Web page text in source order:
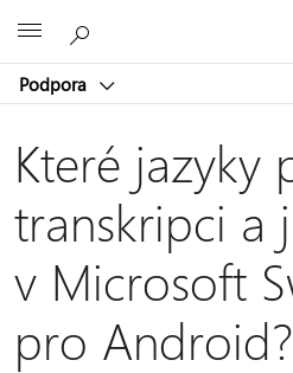
Podpora
Které jazyky
transkripci a
v Microsoft
pro Android?